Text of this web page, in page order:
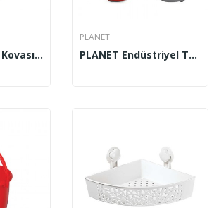
PLANET EKO Su Kovası 20 Lt
PLANET
PLANET Endüstriyel Temizlik Arabası 20 Lt